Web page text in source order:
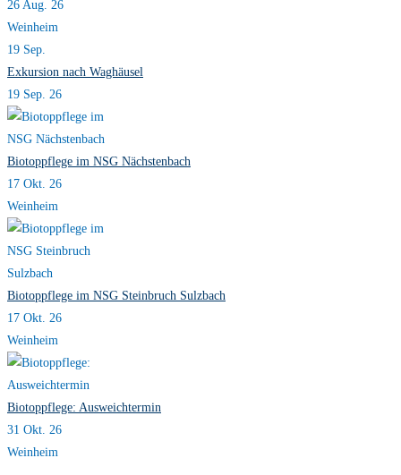
26 Aug. 26
Weinheim
19 Sep.
Exkursion nach Waghäusel
19 Sep. 26
Biotoppflege im NSG Nächstenbach
17 Okt. 26
Weinheim
Biotoppflege im NSG Steinbruch Sulzbach
17 Okt. 26
Weinheim
Biotoppflege: Ausweichtermin
31 Okt. 26
Weinheim